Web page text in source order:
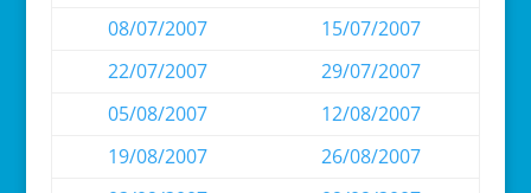
08/07/2007
15/07/2007
22/07/2007
29/07/2007
05/08/2007
12/08/2007
19/08/2007
26/08/2007